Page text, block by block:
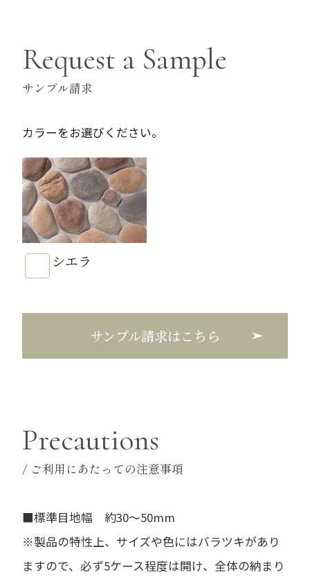
Request a Sample
サンプル請求
カラーをお選びください。
シエラ
サンプル請求はこちら
Precautions
/ ご利用にあたっての注意事項
■標準目地幅 約30～50mm
※製品の特性上、サイズや色にはバラツキがあり
ますので、必ず5ケース程度は開け、全体の納まり